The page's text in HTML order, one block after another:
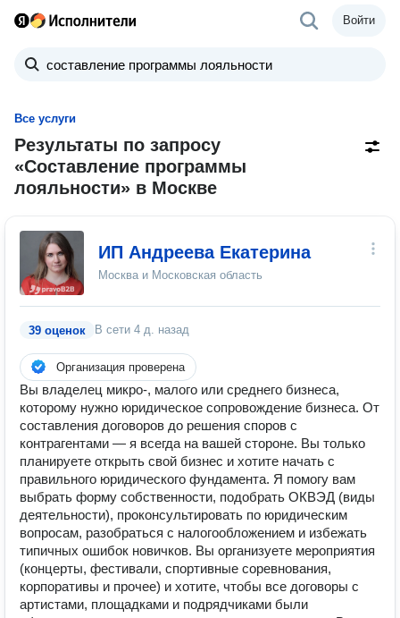
Войти
Все услуги
Результаты по запросу
«Составление программы
лояльности» в Москве
ИП Андреева Екатерина
Москва и Московская область
39 оценок В сети 4 д. назад
Организация проверена
Вы владелец микро-, малого или среднего бизнеса,
которому нужно юридическое сопровождение бизнеса. От
составления договоров до решения споров с
контрагентами — я всегда на вашей стороне. Вы только
планируете открыть свой бизнес и хотите начать с
правильного юридического фундамента. Я помогу вам
выбрать форму собственности, подобрать ОКВЭД (виды
деятельности), проконсультировать по юридическим
вопросам, разобраться с налогообложением и избежать
типичных ошибок новичков. Вы организуете мероприятия
(концерты, фестивали, спортивные соревнования,
корпоративы и прочее) и хотите, чтобы все договоры с
артистами, площадками и подрядчиками были